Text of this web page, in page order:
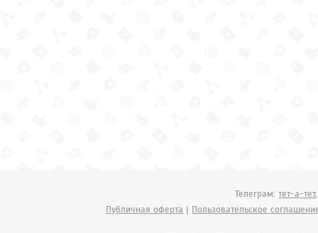
Телеграм:тет-а-тет
Публичная оферта | Пользовательское